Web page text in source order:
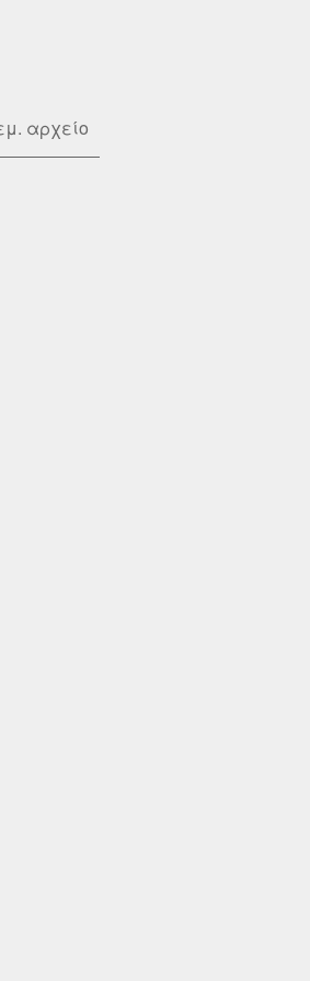
αρχείο